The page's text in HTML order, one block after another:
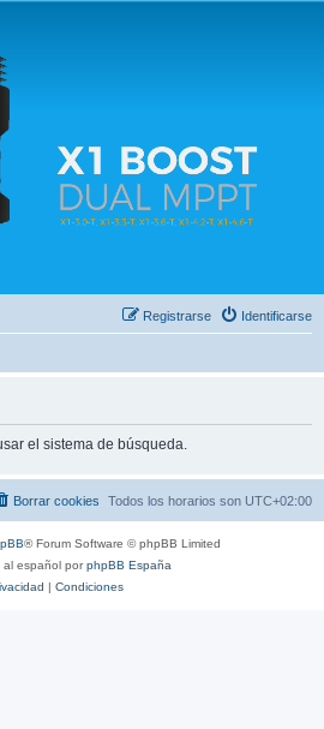
inversores solares Solax y temas relacionados.
Identificarse
Registrarse
el sistema de búsqueda.
Todos los horarios son UTC+02:00
Borrar cookies
® Forum Software © phpBB Limited
al español porphpBB España
| Condiciones